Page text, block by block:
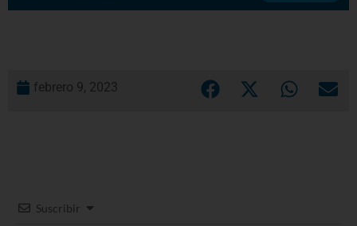
febrero 9, 2023
Suscribir